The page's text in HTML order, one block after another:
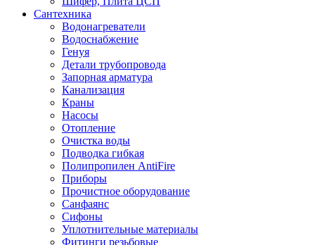
Сантехника
Водонагреватели
Водоснабжение
Генуя
Детали трубопровода
Запорная арматура
Канализация
Краны
Насосы
Отопление
Очистка воды
Подводка гибкая
Полипропилен AntiFire
Приборы
Прочистное оборудование
Санфаянс
Сифоны
Уплотнительные материалы
Фитинги резьбовые